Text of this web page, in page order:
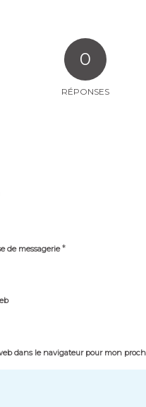
0
RÉPONSES
de messagerie*
dans le navigateur pour mon